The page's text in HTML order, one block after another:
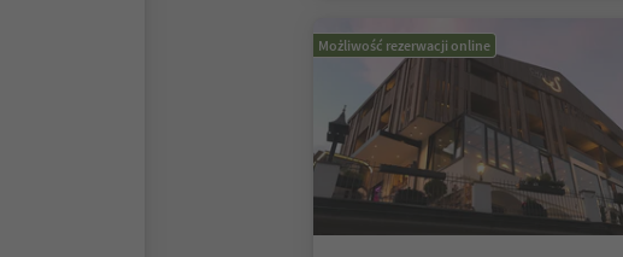
Możliwość rezerwacji online